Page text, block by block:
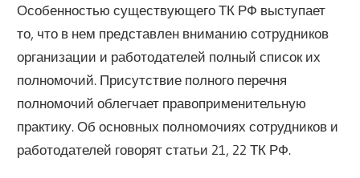
Особенностью существующего ТК РФ выступает
то, что в нем представлен вниманию сотрудников
организации и работодателей полный список их
полномочий. Присутствие полного перечня
полномочий облегчает правоприменительную
практику. Об основных полномочиях сотрудников и
работодателей говорят статьи 21, 22 ТК РФ.